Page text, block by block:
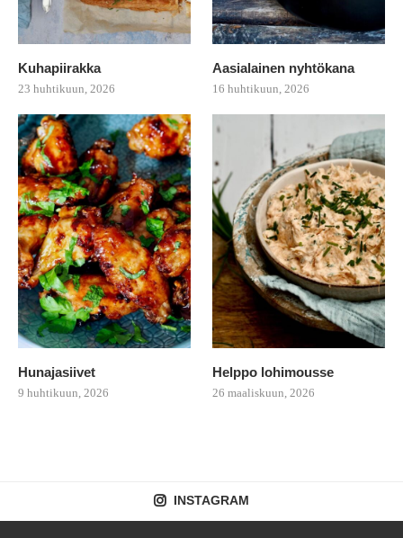
Kuhapiirakka
23 huhtikuun, 2026
Aasialainen nyhtökana
16 huhtikuun, 2026
Hunajasiivet
9 huhtikuun, 2026
Helppo lohimousse
26 maaliskuun, 2026
INSTAGRAM